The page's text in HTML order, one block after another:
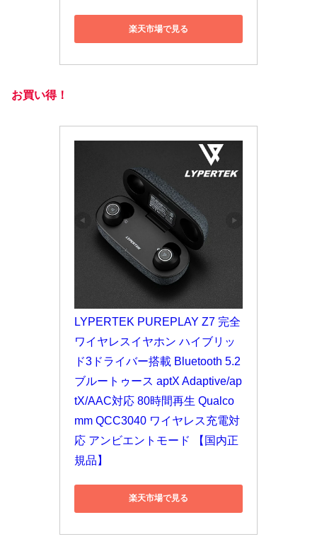
楽天市場で見る
お買い得！
LYPERTEK PUREPLAY Z7 完全
ワイヤレスイヤホン ハイブリッ
ド3ドライバー搭載 Bluetooth 5.2
ブルートゥース aptX Adaptive/ap
tX/AAC対応 80時間再生 Qualco
mm QCC3040 ワイヤレス充電対
応 アンビエントモード 【国内正
規品】
楽天市場で見る